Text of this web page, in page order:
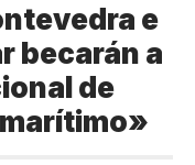
e
becarán a
de